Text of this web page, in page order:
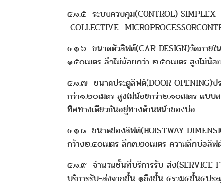
๔.๑.๕ ระบบควบคุม(CONTROL) SIMPLEX
COLLECTIVE
๔.๑.๖ ขนาดตัวลิฟต์(CAR DESIGN)วัดภายใ
๑.๕๐เมตร ลึกไม่น้อยกว่า ๒.๕๐เมตร สูงไม่น้อ
๔.๑.๗ ขนาดประตูลิฟต์(DOOR OPENING)ป
กว่า๑.๒๐เมตร สูงไม่น้อยกว่า๒.๑๐เมตร แบบ
ทิศทางเดียวกันอยู่ทางด้านหน้าของบ่อ
๔.๑.๘ ขนาดช่องลิฟต์(HOISTWAY
กว้าง๒.๔๐เมตร ลึก๓.๒๐เมตร ความลึกบ่อลิฟ
๔.๑.๙ จำนวนชั้นที่บริการรับ-ส่ง(SERVICE
บริการรับ-ส่งจากชั้น ๑ถึงชั้น ๕รวม๕ชั้น๕ประ